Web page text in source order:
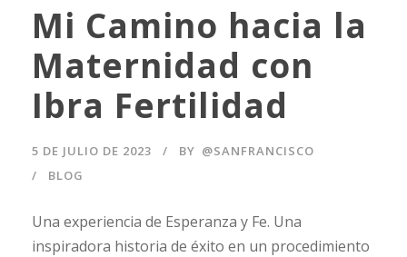
Mi Camino hacia la
Maternidad con
Ibra Fertilidad
5 DE JULIO DE 2023 BY @SANFRANCISCO
BLOG
Una experiencia de Esperanza y Fe. Una
inspiradora historia de éxito en un procedimiento